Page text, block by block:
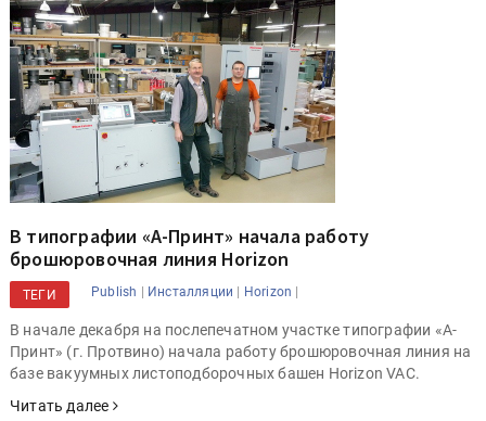
В типографии «А-Принт» начала работу
брошюровочная линия Horizon
ТЕГИ Publish | Инсталляции | Horizon |
В начале декабря на послепечатном участке типографии «А-
Принт» (г. Протвино) начала работу брошюровочная линия на
базе вакуумных листоподборочных башен Horizon VAC.
Читать далее